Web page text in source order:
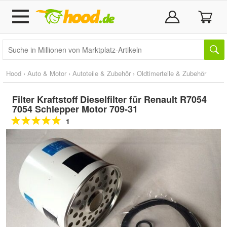
Hood › Auto & Motor › Autoteile & Zubehör › Oldtimerteile & Zubehör
Filter Kraftstoff Dieselfilter für Renault R7054
7054 Schlepper Motor 709-31
1